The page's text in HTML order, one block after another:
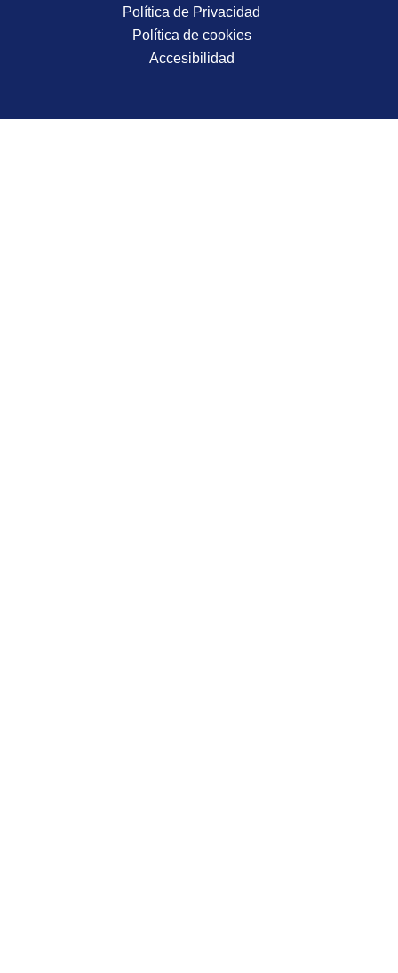
Política de Privacidad
Política de cookies
Accesibilidad